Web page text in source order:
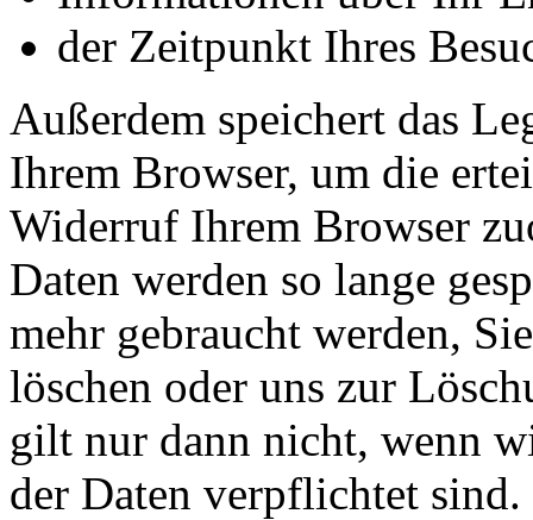
der Zeitpunkt Ihres
Außerdem speichert das
Ihrem Browser, um die
Widerruf Ihrem Browser
Daten werden so lange
mehr gebraucht werden,
löschen oder uns zur
gilt nur dann nicht, wenn
der Daten verpflichtet sind.